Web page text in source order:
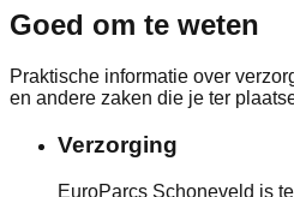
Goed om te weten
Praktische informatie over
en andere zaken die je ter
Verzorging
EuroParcs Schoneveld is